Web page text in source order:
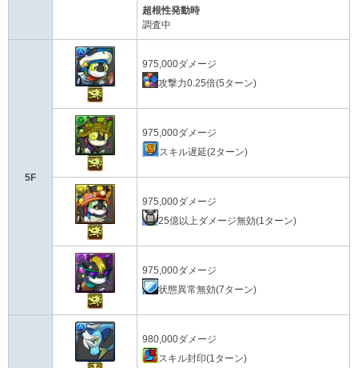
超根性発動時
調査中
5F
975,000ダメージ
攻撃力0.25倍(5ターン)
975,000ダメージ
スキル遅延(2ターン)
975,000ダメージ
25億以上ダメージ無効(1ターン)
975,000ダメージ
状態異常無効(7ターン)
980,000ダメージ
スキル封印(1ターン)